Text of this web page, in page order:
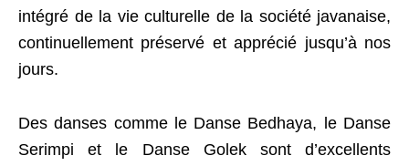
intégré de la vie culturelle de la société javanaise,
continuellement préservé et apprécié jusqu’à nos
jours.
Des danses comme le Danse Bedhaya, le Danse
Serimpi et le Danse Golek sont d’excellents